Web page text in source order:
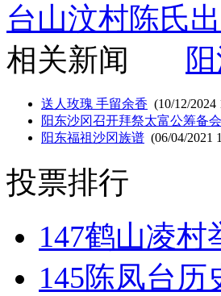
台山汶村陈氏
相关新闻
送人玫瑰 手留余香 (10/12/2024
阳东沙冈召开拜祭太富公筹备会
阳东福祖沙冈族谱 (06/04/2021
投票排行
147鹤山凌村
145陈凤台历